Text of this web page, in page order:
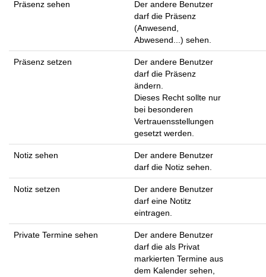
Präsenz sehen
Der andere Benutzer
darf die Präsenz
(Anwesend,
Abwesend...) sehen.
Präsenz setzen
Der andere Benutzer
darf die Präsenz
ändern.
Dieses Recht sollte nur
bei besonderen
Vertrauensstellungen
gesetzt werden.
Notiz sehen
Der andere Benutzer
darf die Notiz sehen.
Notiz setzen
Der andere Benutzer
darf eine Notitz
eintragen.
Private Termine sehen
Der andere Benutzer
darf die als Privat
markierten Termine aus
dem Kalender sehen,